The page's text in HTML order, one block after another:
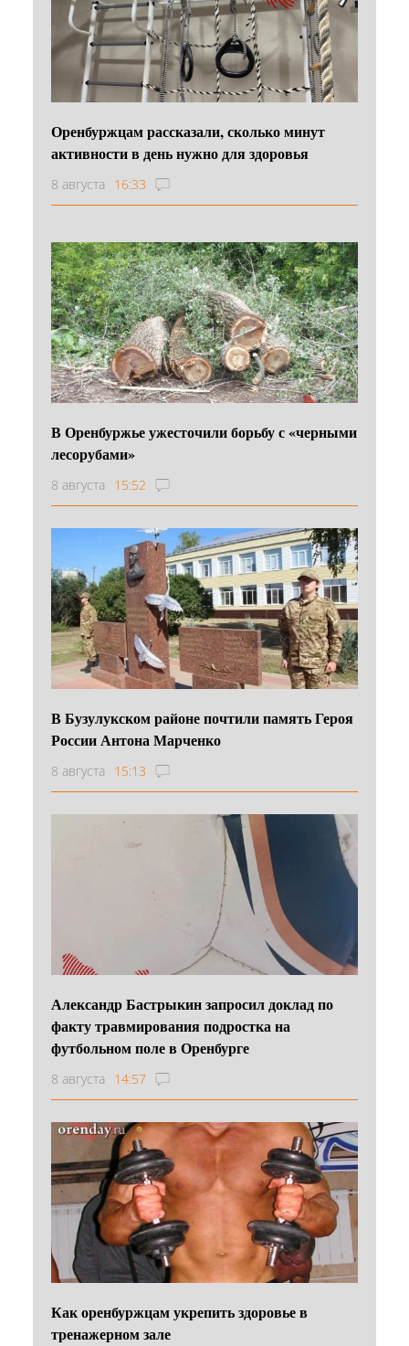
Оренбуржцам рассказали, сколько минут
активности в день нужно для здоровья
8 августа 16:33
В Оренбуржье ужесточили борьбу с «черными
лесорубами»
8 августа 15:52
В Бузулукском районе почтили память Героя
России Антона Марченко
8 августа 15:13
Александр Бастрыкин запросил доклад по
факту травмирования подростка на
футбольном поле в Оренбурге
8 августа 14:57
Как оренбуржцам укрепить здоровье в
тренажерном зале